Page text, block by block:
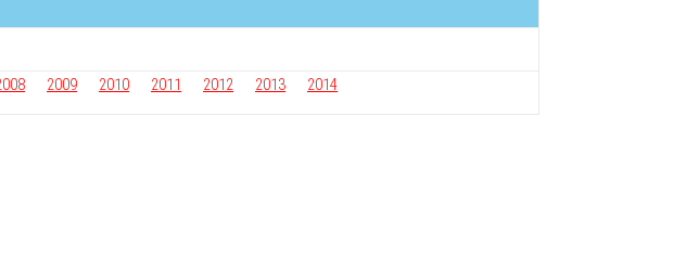
2009 2010 2011 2012 2013 2014